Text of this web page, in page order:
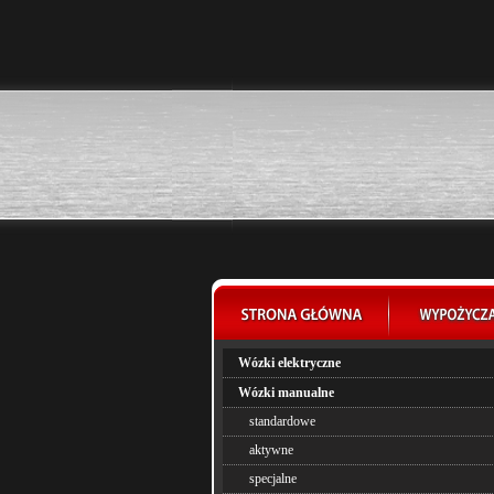
Wózki elektryczne
Wózki manualne
standardowe
aktywne
specjalne